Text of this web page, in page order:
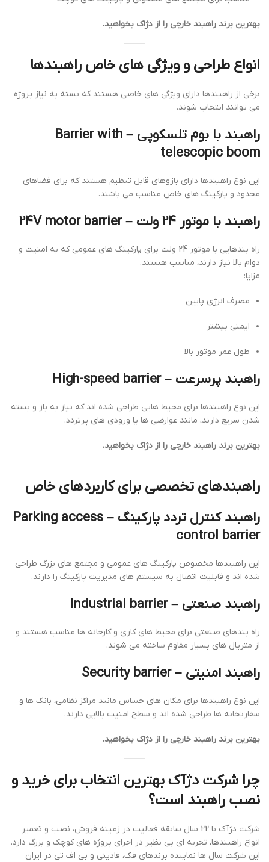
بهترین برند راهبند خارجی را از دژاک بخواهید.
انواع طراحی و ویژگی های خاص راهبندها
برخی از راهبندها دارای ویژگی های خاصی هستند که بسته به نیاز پروژه
می توانند انتخاب شوند.
راهبند با بوم تلسکوپی – Barrier with
telescopic boom
این نوع راهبندها دارای بازوهای قابل تنظیم هستند که برای فضاهای
محدود و پارکینگ های خاص مناسب می باشند.
راهبند با موتور 24 ولت – 24V motor barrier
راه بندهایی با موتور 24 ولت برای پارکینگ های عمومی که به امنیت و
دوام بالا نیاز دارند، مناسب هستند.
مزایا:
مصرف انرژی پایین
ایمنی بیشتر
طول عمر موتور بالا
راهبند پرسرعت –High-speed barrier
این نوع راهبندها برای محیط هایی طراحی شده اند که نیاز به باز و بسته
شدن سریع دارند، مانند عوارضی ها یا ورودی های پرتردد.
بهترین برند راهبند خارجی را از دژاک بخواهید.
راهبندهای تخصصی برای کاربردهای خاص
راهبند کنترل تردد پارکینگ – Parking access
control barrier
این راهبندها مخصوص پارکینگ های عمومی و مجتمع های بزرگ طراحی
شده اند و قابلیت اتصال به سیستم های مدیریت پارکینگ را دارند.
راهبند صنعتی –Industrial barrier
راه بندهای صنعتی برای محیط های کاری و کارخانه ها مناسب هستند و
از متریال های بسیار مقاوم ساخته می شوند.
راهبند امنیتی –Security barrier
این نوع راهبندها برای مکان های حساس مانند مراکز نظامی، بانک ها و
سفارتخانه ها طراحی شده اند و سطح امنیت بالایی دارند.
بهترین برند راهبند خارجی را از دژاک بخواهید.
چرا شرکت دژآک بهترین انتخاب برای خرید و
نصب راهبند است؟
شرکت دژآک با 22 سال سابقه فعالیت در زمینه فروش، نصب و تعمیر
انواع راهبندها، تجربه ای بی نظیر در اجرای پروژه های کوچک و بزرگ دارد.
این شرکت سال ها نماینده برندهای فک، فادینی و بی اف تی در ایران